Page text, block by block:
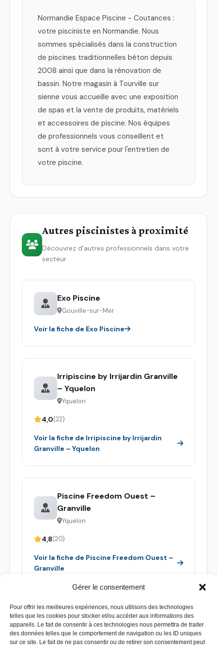
Gérer le consentement
Pour offrir les meilleures expériences, nous utilisons des technologies
telles que les cookies pour stocker et/ou accéder aux informations des
appareils. Le fait de consentir à ces technologies nous permettra de traiter
des données telles que le comportement de navigation ou les ID uniques
sur ce site. Le fait de ne pas consentir ou de retirer son consentement peut
Normandie Espace Piscine - Coutances :
votre pisciniste en Normandie. Nous
sommes spécialisés dans la construction
de piscines traditionnelles béton depuis
2008 ainsi que dans la rénovation de
bassin. Notre magasin à Tourville sur
sienne vous accueille avec une exposition
de spas et la vente de produits, matériels
et accessoires de piscine. Nos équipes
de professionnels vous conseillent et
sont à votre service pour l'entretien de
votre piscine.
Autres piscinistes à proximité
Découvrez d'autres professionnels dans votre
secteur
Exo Piscine
Gouville-sur-Mer
Voir la fiche de Exo Piscine
Irripiscine by Irrijardin Granville
– Yquelon
Yquelon
4,0(22)
Voir la fiche de Irripiscine by Irrijardin
Granville – Yquelon
Piscine Freedom Ouest –
Granville
Yquelon
4,8(20)
Voir la fiche de Piscine Freedom Ouest –
Granville